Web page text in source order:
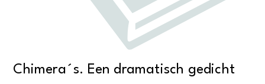
Chimera´s. Een dramatisch gedicht